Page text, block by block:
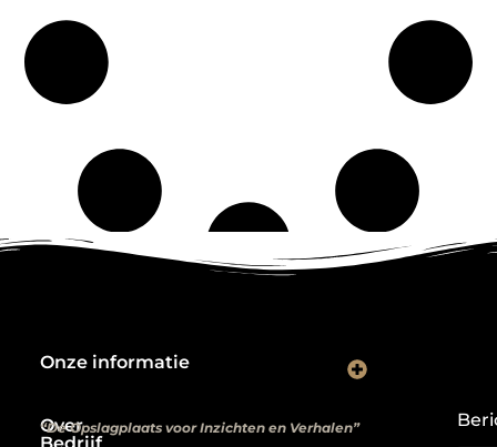
Over
“De Opslagplaats voor Inzichten en Verhalen”
Onze informatie